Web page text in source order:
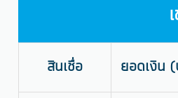
สินเชื่อ ยอดเงิน